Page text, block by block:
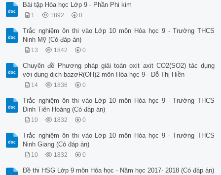
Bài tập Hóa học Lớp 9 - Phần Phi kim
1 1892 0
Trắc nghiệm ôn thi vào Lớp 10 môn Hóa học 9 - Trường THCS
Ninh Mỹ (Có đáp án)
13 1842 0
Chuyên đề Phương pháp giải toán oxit axit CO2(SO2) tác dụng
với dung dịch bazơR(OH)2 môn Hóa học 9 - Đỗ Thị Hiền
14 1836 0
Trắc nghiệm ôn thi vào Lớp 10 môn Hóa học 9 - Trường THCS
Đinh Tiên Hoàng (Có đáp án)
10 1832 0
Trắc nghiệm ôn thi vào Lớp 10 môn Hóa học 9 - Trường THCS
Ninh Giang (Có đáp án)
10 1832 0
Đề thi HSG Lớp 9 môn Hóa học - Năm học 2017- 2018 (Có đáp án)